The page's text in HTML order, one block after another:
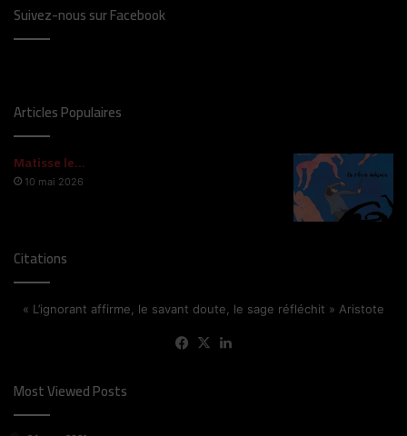
Suivez-nous sur Facebook
Articles Populaires
Matisse le…
10 mai 2026
Citations
« L’ignorant affirme, le savant doute, le sage réfléchit » Aristote
Facebook
X
Most Viewed Posts